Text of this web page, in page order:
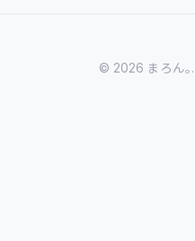
© 2026 まろん｡